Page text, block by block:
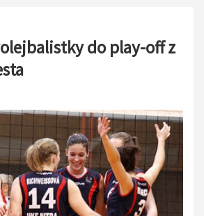
do play-off z